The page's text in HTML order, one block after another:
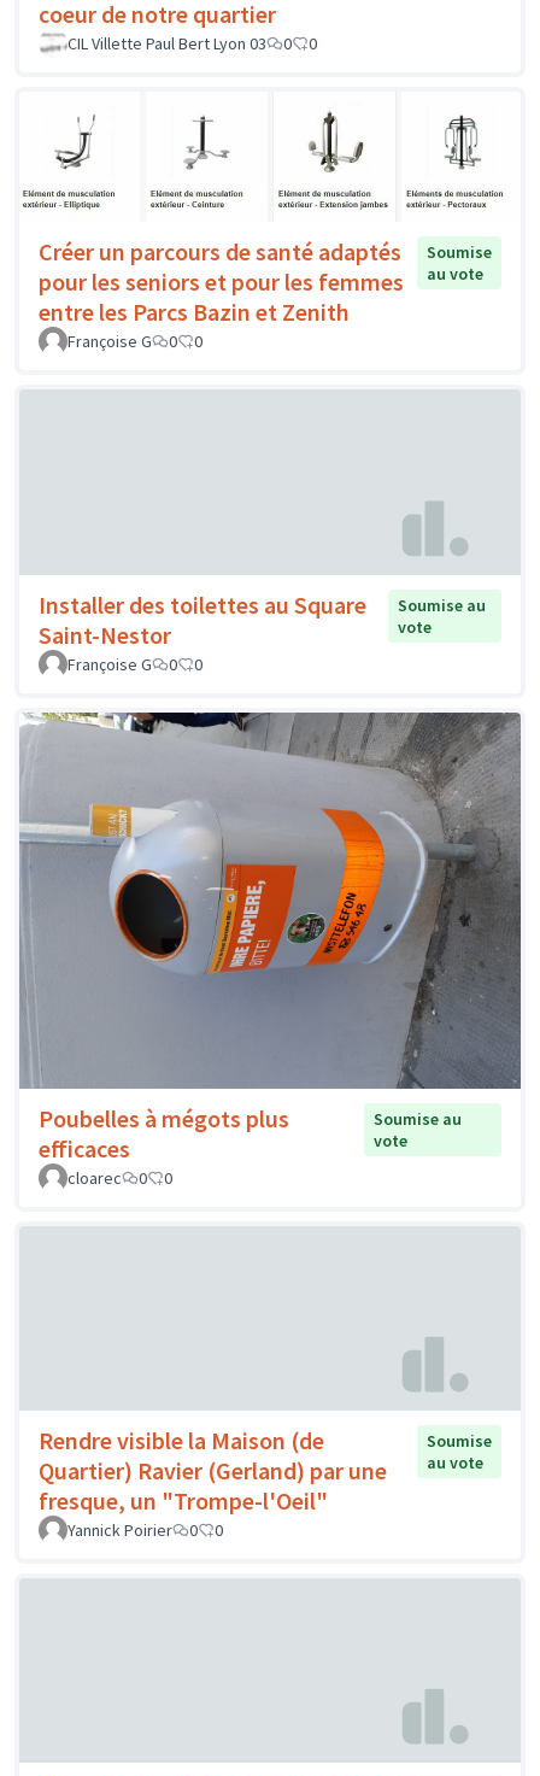
coeur de notre quartier
CIL Villette Paul Bert Lyon 03 0 0
Créer un parcours de santé adaptés
pour les seniors et pour les femmes
entre les Parcs Bazin et Zenith
Soumise
au vote
Françoise G 0 0
Installer des toilettes au Square
Saint-Nestor
Soumise au
vote
Françoise G
0 0
Poubelles à mégots plus
efficaces
Soumise au
vote
cloarec
0 0
Rendre visible la Maison (de
Quartier) Ravier (Gerland) par une
fresque, un "Trompe-l'Oeil"
Soumise
au vote
Yannick Poirier 0 0